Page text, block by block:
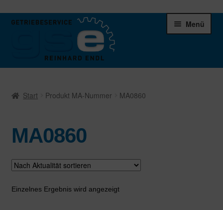
Zur
Zum
Menü
Schaltgetriebe
Verteilergetriebe
Warenkorb
Start Produkt MA-Nummer MA0860
MA0860
Einzelnes Ergebnis wird angezeigt